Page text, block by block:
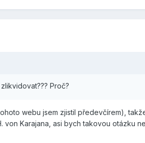
Proč?
webu jsem zjistil předevčírem),
Karajana, asi bych takovou otázku